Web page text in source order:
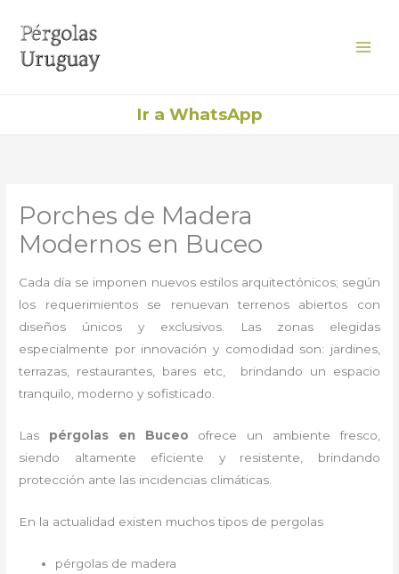
contenido
Ir a WhatsApp
Porches de Madera
Modernos en Buceo
Cada día se imponen nuevos estilos arquitectónicos; según
los requerimientos se renuevan terrenos abiertos con
diseños únicos y exclusivos. Las zonas elegidas
especialmente por innovación y comodidad son: jardines,
terrazas, restaurantes, bares etc, brindando un espacio
tranquilo, moderno y sofisticado.
Las pérgolas en Buceo ofrece un ambiente fresco,
siendo altamente eficiente y resistente, brindando
protección ante las incidencias climáticas.
En la actualidad existen muchos tipos de pergolas
pérgolas de madera